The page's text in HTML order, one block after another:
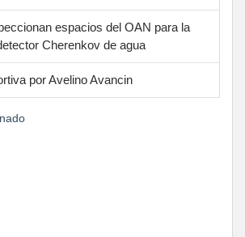
espacios del OAN para la
Cherenkov de agua
por Avelino Avancin